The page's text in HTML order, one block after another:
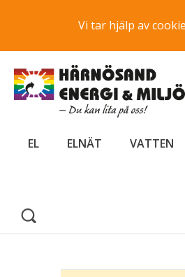
Vi tar hjälp av
EL ELNÄT VATTEN